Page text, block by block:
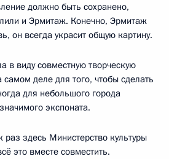
должно быть сохранено,
и Эрмитаж. Конечно, Эрмитаж
он всегда украсит общую картину.
в виду совместную творческую
самом деле для того, чтобы сделать
для небольшого города
экспоната.
раз здесь Министерство культуры
это вместе совместить.